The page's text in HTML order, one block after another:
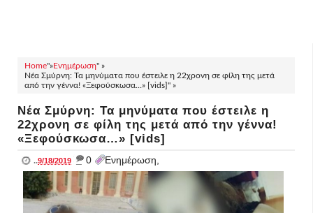
Home"»Ενημέρωση" »
Νέα Σμύρνη: Τα μηνύματα που έστειλε η 22χρονη σε φίλη της μετά
από την γέννα! «Ξεφούσκωσα…» [vids]" »
Νέα Σμύρνη: Τα μηνύματα που έστειλε η
22χρονη σε φίλη της μετά από την γέννα!
«Ξεφούσκωσα…» [vids]
..9/18/2019 _ 0 Ενημέρωση,